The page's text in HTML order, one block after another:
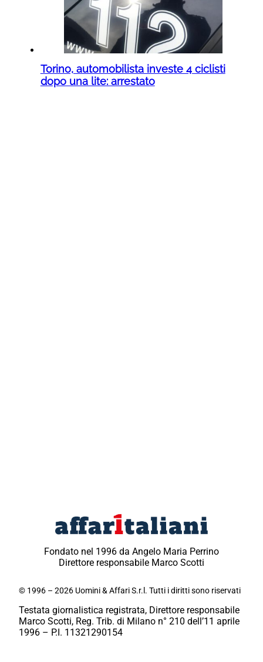
Torino, automobilista investe 4 ciclisti
dopo una lite: arrestato
Fondato nel 1996 da Angelo Maria Perrino
Direttore responsabile Marco Scotti
© 1996 – 2026 Uomini & Affari S.r.l. Tutti i diritti sono riservati
Testata giornalistica registrata, Direttore responsabile
Marco Scotti, Reg. Trib. di Milano n° 210 dell’11 aprile
1996 – P.I. 11321290154